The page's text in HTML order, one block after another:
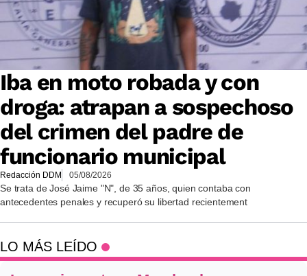
Iba en moto robada y con
droga: atrapan a sospechoso
del crimen del padre de
funcionario municipal
Redacción DDM 05/08/2026
Se trata de José Jaime "N", de 35 años, quien contaba con
antecedentes penales y recuperó su libertad recientement
LO MÁS LEÍDO